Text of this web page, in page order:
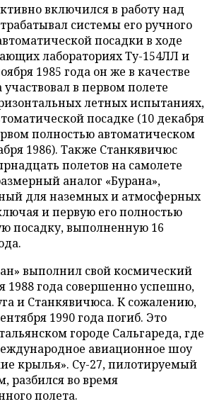
включился в работу над
системы его ручного
посадки в ходе
лабораториях Ту-154ЛЛ и
1985 года он же в качестве
участвовал в первом полете
летных испытаниях,
посадке (10 декабря
полностью автоматическом
1986). Также Станкявичюс
полетов на самолете
аналог «Бурана»,
для наземных и атмосферных
и первую его полностью
посадку, выполненную 16
выполнил свой космический
1988 года совершенно успешно,
и Станкявичюса. К сожалению,
1990 года погиб. Это
городе Сальгареда, где
авиационное шоу
крылья». Су-27, пилотируемый
разбился во время
полета.